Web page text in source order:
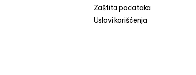
Zaštita podataka
Uslovi korišćenja